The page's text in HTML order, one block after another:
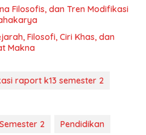
Filosofis, dan Tren Modifikasi
Filosofi, Ciri Khas, dan
Makna
raport k13 semester 2
2
Pendidikan